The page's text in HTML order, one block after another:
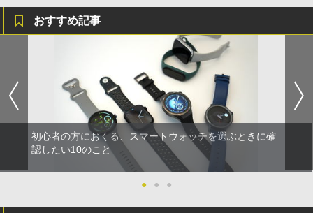
おすすめ記事
初心者の方におくる、スマートウォッチを選ぶときに確
認したい10のこと
● ● ●